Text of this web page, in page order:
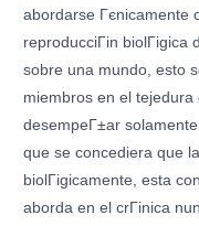
abordarse Гєnicamente
reproducciГіn
sobre una mundo, esto
miembros en el
desempeГ±ar
que se concediera que
biolГіgicamente, esta
aborda en el crГіnica